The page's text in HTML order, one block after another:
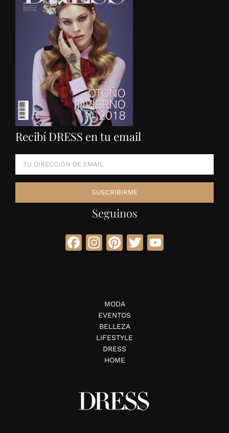
Recibí DRESS en tu email
Seguinos
Facebook
Instagram
Pinterest
Twitter
MODA
EVENTOS
BELLEZA
LIFESTYLE
DRESS
HOME